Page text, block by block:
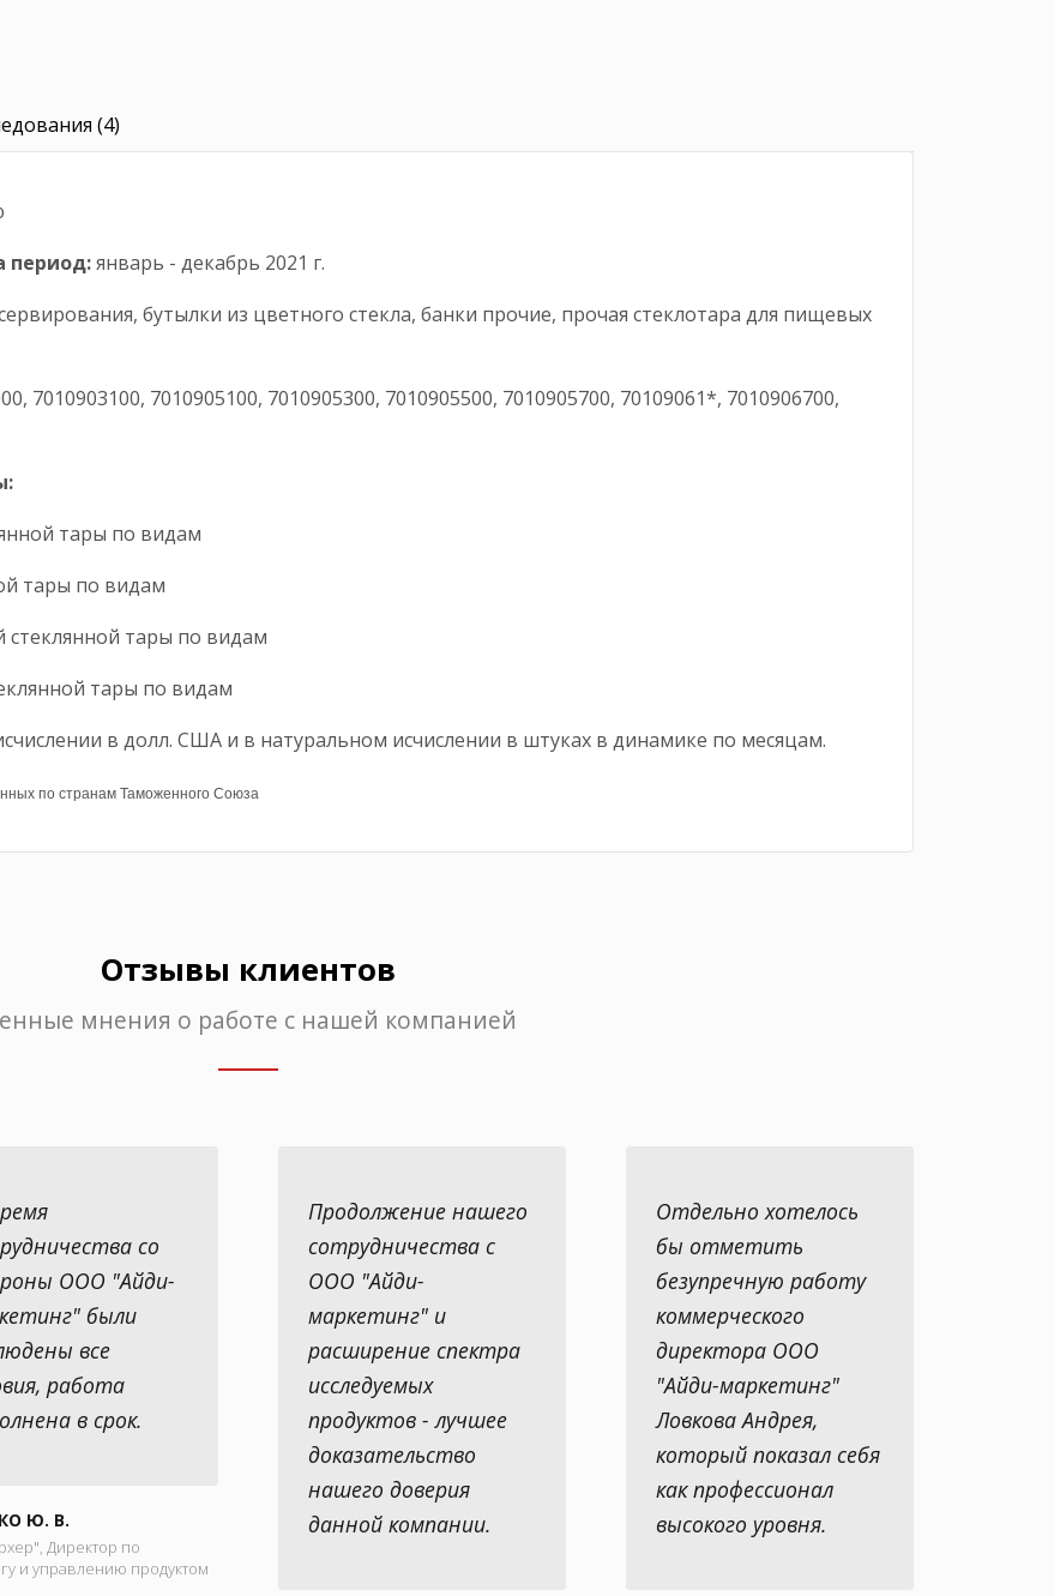
(4)
период:январь - декабрь 2021 г.
бутылки из цветного стекла, банки прочие, прочая стеклотара для пищевых
7010903100, 7010905100, 7010905300, 7010905500, 7010905700, 70109061*, 7010906700,
тары по видам
тары по видам
стеклянной тары по видам
тары по видам
в долл. США и в натуральном исчислении в штуках в динамике по месяцам.
по странам Таможенного Союза
Отзывы клиентов
мнения о работе с нашей компанией
со
ООО "Айди-
были
все
работа
в срок.
Ю. В.
Директор по
и управлению продуктом
Продолжение нашего
сотрудничества с
ООО "Айди-
маркетинг" и
расширение спектра
исследуемых
продуктов - лучшее
доказательство
нашего доверия
данной компании.
Отдельно хотелось
бы отметить
безупречную работу
коммерческого
директора ООО
"Айди-маркетинг"
Ловкова Андрея,
который показал себя
как профессионал
высокого уровня.